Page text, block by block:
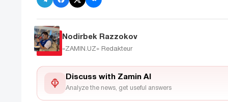
Nodirbek Razzokov
«ZAMIN.UZ» Redakteur
Discuss with Zamin AI
Analyze the news, get useful answers